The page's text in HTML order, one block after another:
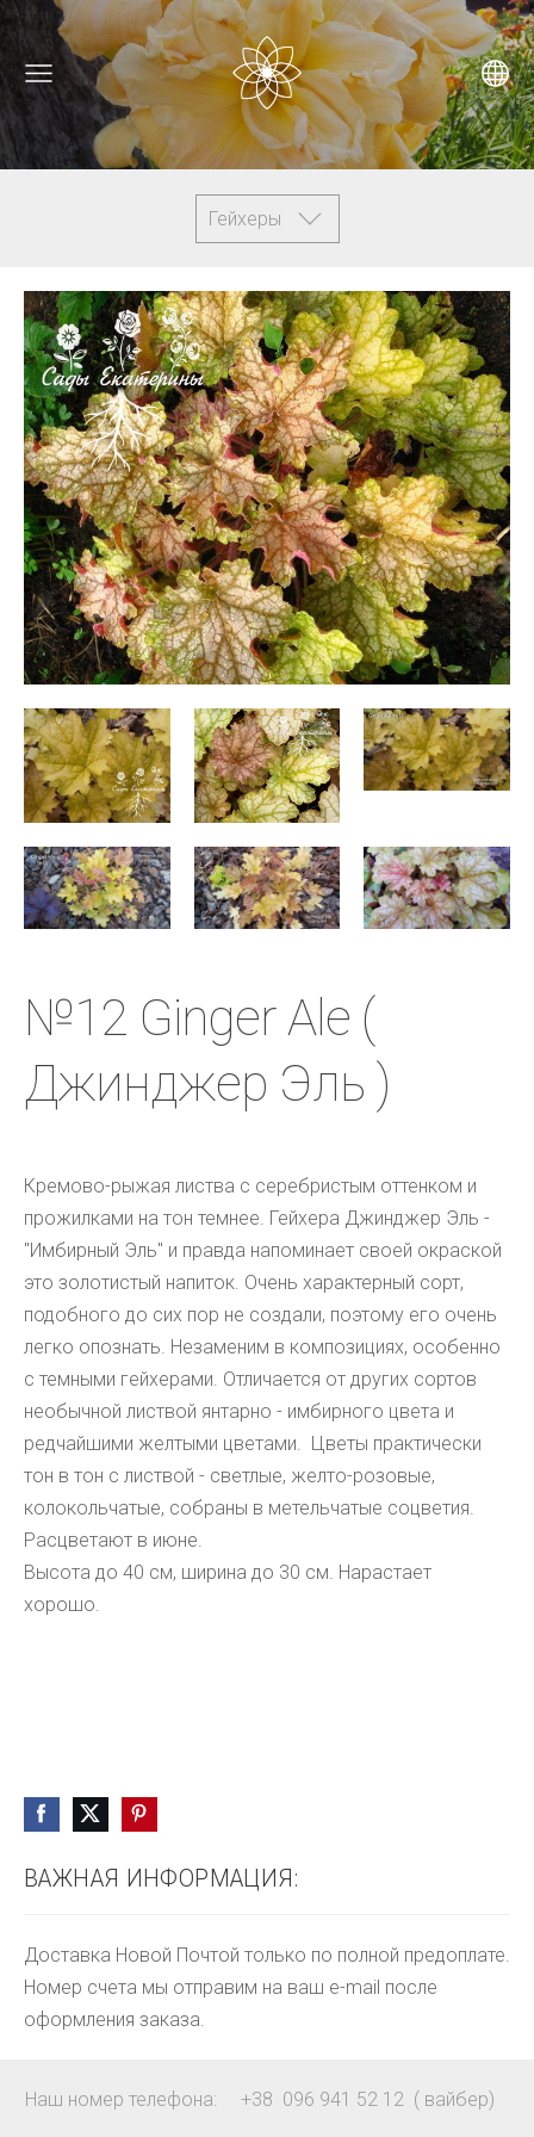
Гейхеры
ВАЖНАЯ ИНФОРМАЦИЯ:
Доставка Новой Почтой только по полной предоплате.
Номер счета мы отправим на ваш e-mail после
оформления заказа.
№12 Ginger Ale (
Джинджер Эль )
Кремово-рыжая листва с серебристым оттенком и
прожилками на тон темнее. Гейхера Джинджер Эль -
"Имбирный Эль" и правда напоминает своей окраской
это золотистый напиток. Очень характерный сорт,
подобного до сих пор не создали, поэтому его очень
легко опознать. Незаменим в композициях, особенно
с темными гейхерами. Отличается от других сортов
необычной листвой янтарно - имбирного цвета и
редчайшими желтыми цветами. Цветы практически
тон в тон с листвой - светлые, желто-розовые,
колокольчатые, собраны в метельчатые соцветия.
Расцветают в июне.
Высота до 40 см, ширина до 30 см. Нарастает
хорошо.
Наш номер телефона: +38 096 941 52 12 ( вайбер)